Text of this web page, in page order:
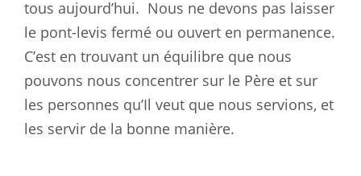
tous aujourd’hui. Nous ne devons pas laisser
le pont-levis fermé ou ouvert en permanence.
C’est en trouvant un équilibre que nous
pouvons nous concentrer sur le Père et sur
les personnes qu’Il veut que nous servions, et
les servir de la bonne manière.